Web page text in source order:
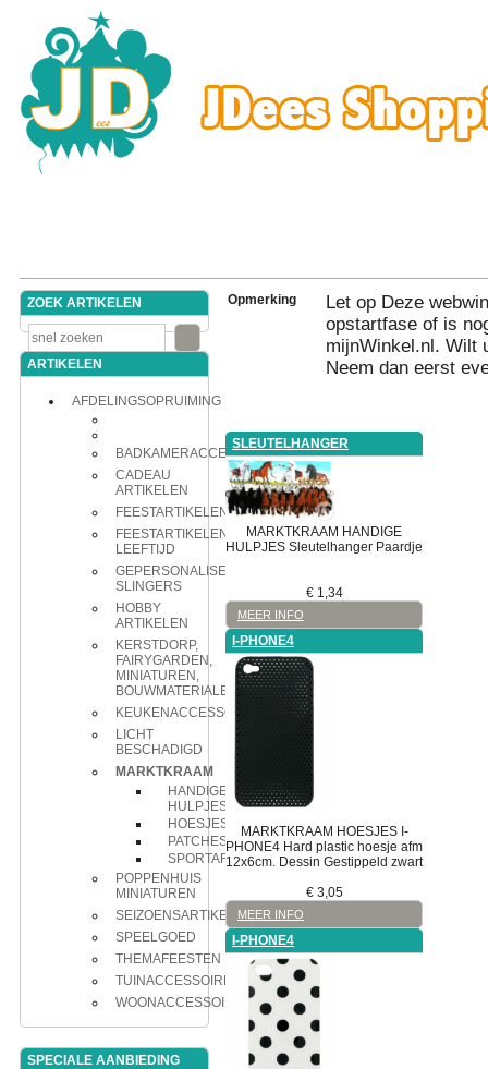
ZOEK ARTIKELEN
ARTIKELEN
AFDELINGSOPRUIMING
BADKAMERACCESSOIRES
CADEAU
ARTIKELEN
FEESTARTIKELEN
FEESTARTIKELEN
LEEFTIJD
GEPERSONALISEERDE
SLINGERS
HOBBY
ARTIKELEN
KERSTDORP,
FAIRYGARDEN,
MINIATUREN,
BOUWMATERIALEN
KEUKENACCESSOIRES
LICHT
BESCHADIGD
MARKTKRAAM
HANDIGE
HULPJES
HOESJES
PATCHES
SPORTARTIKELEN
POPPENHUIS
MINIATUREN
SEIZOENSARTIKELEN
SPEELGOED
THEMAFEESTEN
TUINACCESSOIRES
WOONACCESSOIRES
SPECIALE AANBIEDING
Opmerking
Let op Deze
opstartfase of is
mijnWinkel.nl. Wilt
Neem dan eerst
SLEUTELHANGER
MARKTKRAAM HANDIGE
HULPJES Sleutelhanger Paardje
€ 1,34
MEER INFO
I-PHONE4
MARKTKRAAM HOESJES I-
PHONE4 Hard plastic hoesje afm
12x6cm. Dessin Gestippeld zwart
€ 3,05
MEER INFO
I-PHONE4